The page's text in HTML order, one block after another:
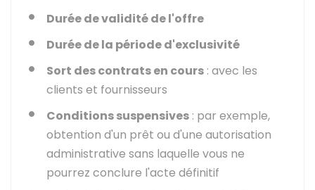
Durée de validité de l'offre
Durée de la période d'exclusivité
Sort des contrats en cours : avec les
clients et fournisseurs
Conditions suspensives : par exemple,
obtention d'un prêt ou d'une autorisation
administrative sans laquelle vous ne
pourrez conclure l'acte définitif